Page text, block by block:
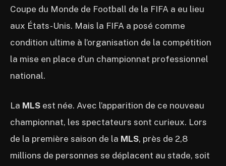
Coupe du Monde de Football de la FIFA a eu lieu
aux États-Unis. Mais la FIFA a posé comme
condition ultime à l’organisation de la compétition
la mise en place d’un championnat professionnel
national.
La MLS est née. Avec l’apparition de ce nouveau
championnat, les spectateurs sont curieux. Lors
de la première saison de la MLS, près de 2,8
millions de personnes se déplacent au stade, soit